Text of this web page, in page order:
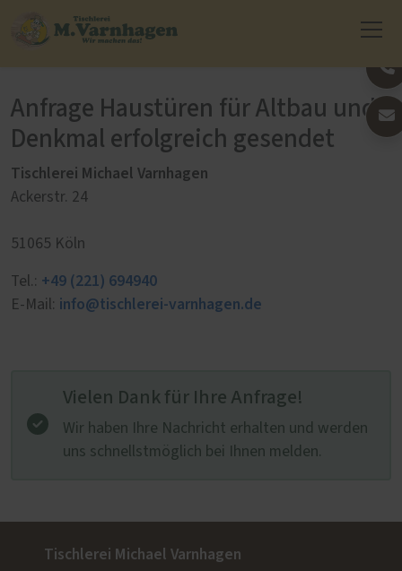
Anfrage Haustüren für Altbau und
Denkmal erfolgreich gesendet
Tischlerei Michael Varnhagen
Ackerstr. 24
51065 Köln
Tel.: +49 (221) 694940
E-Mail: info@tischlerei-varnhagen.de
Vielen Dank für Ihre Anfrage!
Wir haben Ihre Nachricht erhalten und werden
uns schnellstmöglich bei Ihnen melden.
Tischlerei Michael Varnhagen